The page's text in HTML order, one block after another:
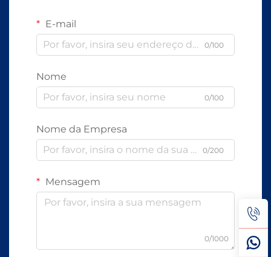
E-mail
0/100
Nome
0/100
Nome da Empresa
0/200
Mensagem
0/1000